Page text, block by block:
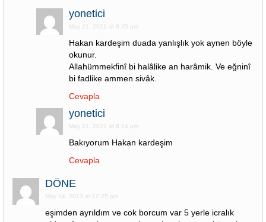
yonetici
May 21, 2021 at 8:35 pm
Hakan kardeşim duada yanlışlık yok aynen böyle
okunur.
Allahümmekfinî bi halâlike an harâmik. Ve eğninî
bi fadlike ammen sivâk.
Cevapla
yonetici
May 21, 2021 at 8:14 pm
Bakıyorum Hakan kardeşim
Cevapla
DÖNE
May 14, 2013 at 12:25 pm
eşimden ayrıldım ve cok borcum var 5 yerle icralık